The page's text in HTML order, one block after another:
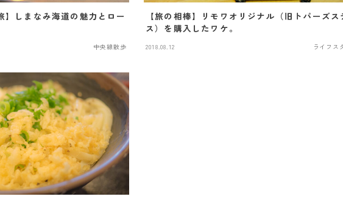
】しまなみ海道の魅力とロー
中央線散歩
【旅の相棒】リモワオリジナル（旧トパーズス
ス）を購入したワケ。
2018.08.12 ライフス